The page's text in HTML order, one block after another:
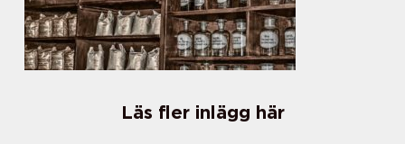
Läs fler inlägg här